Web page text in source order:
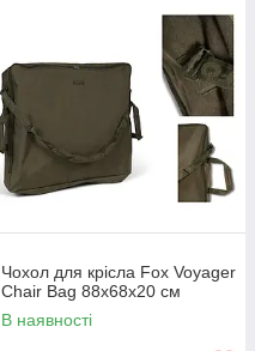
Чохол для крісла Fox Voyager
Chair Bag 88x68x20 см
В наявності